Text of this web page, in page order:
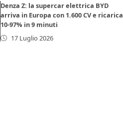
Denza Z: la supercar elettrica BYD
arriva in Europa con 1.600 CV e ricarica
10-97% in 9 minuti
17 Luglio 2026